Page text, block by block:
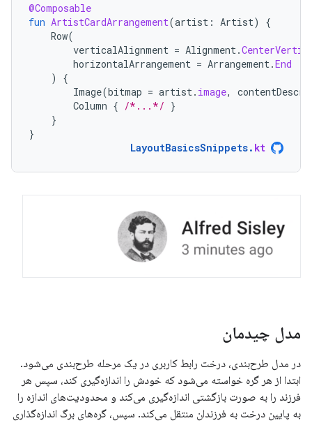
@Composable
fun ArtistCardArrangement(artist : Artist)
{
Row(
verticalAlignment = Alignment .
horizontalArrangement = Arrangement .End
)
{
Image(bitmap = artist . image,
Column { /*...*/ }
}
}
LayoutBasicsSnippets. kt
مدل چیدمان
در مدل طرح‌بندی، درخت رابط کاربری در یک مرحله طرح‌بندی می‌شود.
ابتدا از هر گره خواسته می‌شود که خودش را اندازه‌گیری کند، سپس هر
فرزند را به صورت بازگشتی اندازه‌گیری می‌کند و محدودیت‌های اندازه را
به پایین درخت به فرزندان منتقل می‌کند. سپس، گره‌های برگ اندازه‌گذاری